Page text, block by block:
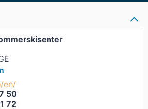
en/
50
72